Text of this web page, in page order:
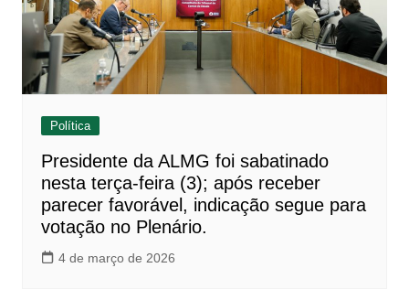
Política
Presidente da ALMG foi sabatinado
nesta terça-feira (3); após receber
parecer favorável, indicação segue para
votação no Plenário.
4 de março de 2026